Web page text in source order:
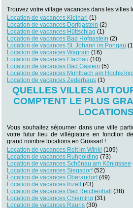
Trouvez votre village vacances dans les villes
Location de vacances Kleinarl (1)
Location de vacances Dorfgastein (2)
Location de vacances Hüttschlag (1)
Location de vacances Bad Hofgastein (2)
Location de vacances St. Johann im Pongau
Location de vacances Wagrain (16)
Location de vacances Flachau (10)
Location de vacances Bad Gastein (5)
Location de vacances Mühlbach am Hochkönig
Location de vacances Zederhaus (1)
QUELLES VILLES
COMPTENT LE PLUS
Vous souhaitez séjourner dans une ville
votre futur lieu de villégiature en fonction
grand nombre locations en Grossarl !
Location de vacances Reit im Winkl (109)
Location de vacances Ruhpolding (73)
Location de vacances Schönau am Königssee
Location de vacances Siegsdorf(52)
Location de vacances Oberaudorf(49)
Location de vacances Inzell
(43)
Location de vacances Bad Reichenhall
(38)
Location de vacances Chieming (31)
Location de vacances Rauris (30)